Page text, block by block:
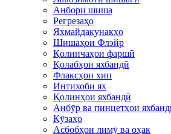
Анбори шиша
Регрезаҳо
Яхмайдакунакҳо
Шишаҳои Флэйр
Қолинчаҳои фаршӣ
Қолабҳои яхбандӣ
Флаксҳои хип
Интихоби ях
Қолинҳои яхбандӣ
Анбӯр ва пинцетҳои
Кӯзаҳо
Асбобҳои лимӯ ва оҳак